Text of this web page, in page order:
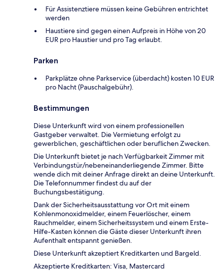
Für Assistenztiere müssen keine Gebühren entrichtet
werden
Haustiere sind gegen einen Aufpreis in Höhe von 20
EUR pro Haustier und pro Tag erlaubt.
Parken
Parkplätze ohne Parkservice (überdacht) kosten 10 EUR
pro Nacht (Pauschalgebühr).
Bestimmungen
Diese Unterkunft wird von einem professionellen
Gastgeber verwaltet. Die Vermietung erfolgt zu
gewerblichen, geschäftlichen oder beruflichen Zwecken.
Die Unterkunft bietet je nach Verfügbarkeit Zimmer mit
Verbindungstür/nebeneinanderliegende Zimmer. Bitte
wende dich mit deiner Anfrage direkt an deine Unterkunft.
Die Telefonnummer findest du auf der
Buchungsbestätigung.
Dank der Sicherheitsausstattung vor Ort mit einem
Kohlenmonoxidmelder, einem Feuerlöscher, einem
Rauchmelder, einem Sicherheitssystem und einem Erste-
Hilfe-Kasten können die Gäste dieser Unterkunft ihren
Aufenthalt entspannt genießen.
Diese Unterkunft akzeptiert Kreditkarten und Bargeld.
Akzeptierte Kreditkarten: Visa, Mastercard